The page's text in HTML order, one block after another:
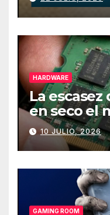
HARDWARE
La
en seco el
de PCs
10 JULIO, 2026
GAMING ROOM